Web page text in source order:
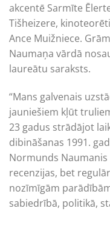
akcentē Sarmīte
Tišheizere,
Ance Muižniece.
Naumaņa vārdā
laureātu saraksts.
“Mans galvenais
jauniešiem kļūt
23 gadus strādājot
dibināšanas 1991.
Normunds
recenzijas, bet
nozīmīgām
sabiedrībā, politikā,